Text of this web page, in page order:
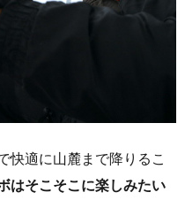
快適に山麓まで降りるこ
はそこそこに楽しみたい